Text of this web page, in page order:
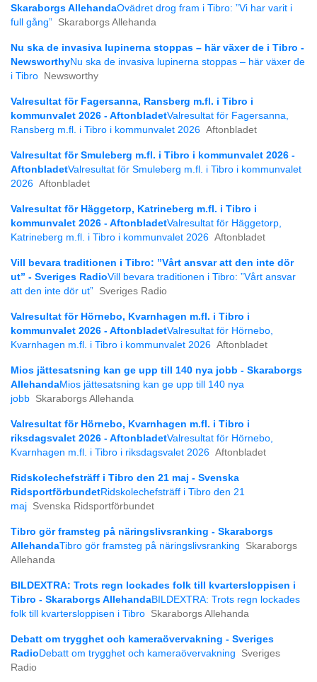
Skaraborgs AllehandaOvädret drog fram i Tibro: ”Vi har varit i
full gång” Skaraborgs Allehanda
Nu ska de invasiva lupinerna stoppas – här växer de i Tibro -
NewsworthyNu ska de invasiva lupinerna stoppas – här växer de
i Tibro
Newsworthy
Valresultat för Fagersanna, Ransberg m.fl. i Tibro i
kommunvalet 2026 - AftonbladetValresultat för Fagersanna,
Ransberg m.fl. i Tibro i kommunvalet 2026 Aftonbladet
Valresultat för Smuleberg m.fl. i Tibro i kommunvalet 2026 -
AftonbladetValresultat för Smuleberg m.fl. i Tibro i kommunvalet
2026 Aftonbladet
Valresultat för Häggetorp, Katrineberg m.fl. i Tibro i
kommunvalet 2026 - AftonbladetValresultat för Häggetorp,
Katrineberg m.fl. i Tibro i kommunvalet 2026 Aftonbladet
Vill bevara traditionen i Tibro: ”Vårt ansvar att den inte dör
ut” - Sveriges RadioVill bevara traditionen i Tibro: ”Vårt ansvar
att den inte dör ut” Sveriges Radio
Valresultat för Hörnebo, Kvarnhagen m.fl. i Tibro i
kommunvalet 2026 - AftonbladetValresultat för Hörnebo,
Kvarnhagen m.fl. i Tibro i kommunvalet 2026 Aftonbladet
Mios jättesatsning kan ge upp till 140 nya jobb - Skaraborgs
AllehandaMios jättesatsning kan ge upp till 140 nya
jobb Skaraborgs Allehanda
Valresultat för Hörnebo, Kvarnhagen m.fl. i Tibro i
riksdagsvalet 2026 - AftonbladetValresultat för Hörnebo,
Kvarnhagen m.fl. i Tibro i riksdagsvalet 2026 Aftonbladet
Ridskolechefsträff i Tibro den 21 maj - Svenska
RidsportförbundetRidskolechefsträff i Tibro den 21
maj Svenska Ridsportförbundet
Tibro gör framsteg på näringslivsranking - Skaraborgs
AllehandaTibro gör framsteg på näringslivsranking
Skaraborgs
Allehanda
BILDEXTRA: Trots regn lockades folk till kvartersloppisen i
Tibro - Skaraborgs AllehandaBILDEXTRA: Trots regn lockades
folk till kvartersloppisen i Tibro Skaraborgs Allehanda
Debatt om trygghet och kameraövervakning - Sveriges
Radio Debatt om trygghet och kameraövervakning
Sveriges
Radio